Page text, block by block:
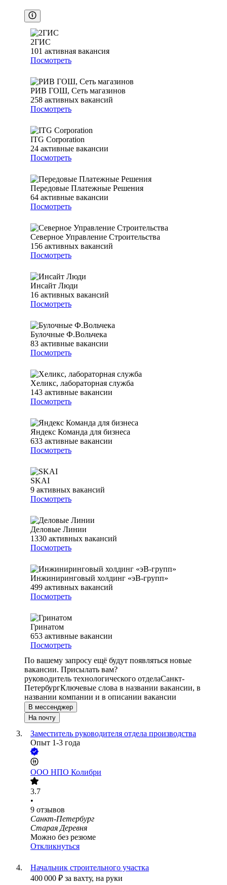
2ГИС
101 активная вакансия
Посмотреть
РИВ ГОШ, Сеть магазинов
258 активных вакансий
Посмотреть
ITG Corporation
24 активные вакансии
Посмотреть
Передовые Платежные Решения
64 активные вакансии
Посмотреть
Северное Управление Строительства
156 активных вакансий
Посмотреть
Инсайт Люди
16 активных вакансий
Посмотреть
Булочные Ф.Вольчека
83 активные вакансии
Посмотреть
Хеликс, лабораторная служба
143 активные вакансии
Посмотреть
Яндекс Команда для бизнеса
633 активные вакансии
Посмотреть
SKAI
9 активных вакансий
Посмотреть
Деловые Линии
1330 активных вакансий
Посмотреть
Инжиниринговый холдинг «эВ-групп»
499 активных вакансий
Посмотреть
Гринатом
653 активные вакансии
Посмотреть
По вашему запросу ещё будут появляться новые
вакансии. Присылать вам?
руководитель технологического отделаСанкт-
ПетербургКлючевые слова в названии вакансии, в
названии компании и в описании вакансии
В мессенджер
На почту
Заместитель руководителя отдела производства
Опыт 1-3 года
ООО НПО Колибри
3.7
•
9 отзывов
Санкт-Петербург
Старая Деревня
Можно без резюме
Откликнуться
Начальник строительного участка
400 000 ₽ за вахту, на руки